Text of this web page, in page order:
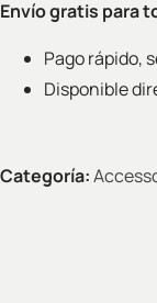
Envío gratis para
Pago rápido,
Disponible
Categoría: